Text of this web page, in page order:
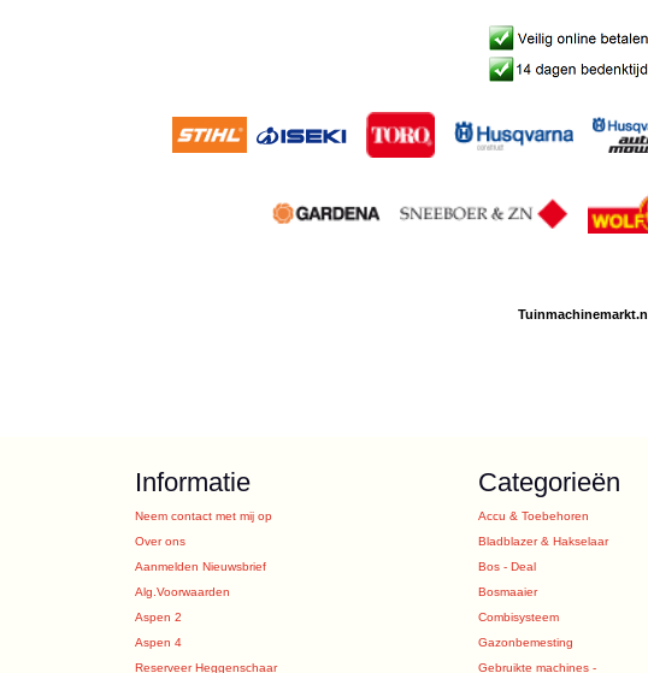
Tuinmachine
Informatie
Neem contact met mij op
Over ons
Aanmelden Nieuwsbrief
Alg.Voorwaarden
Aspen 2
Aspen 4
Reserveer Heggenschaar
Categorieën
Accu & Toebehoren
Bladblazer & Hakselaar
Bos - Deal
Bosmaaier
Combisysteem
Gazonbemesting
Gebruikte machines -